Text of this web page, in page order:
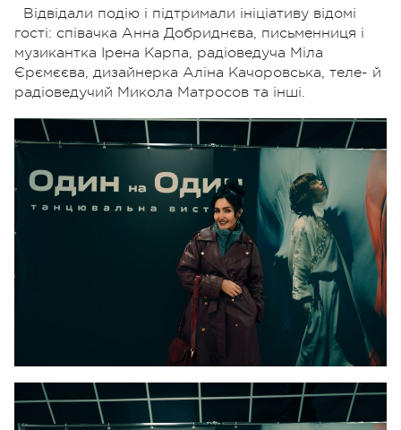
Відвідали подію і підтримали ініціативу відомі
гості: співачка Анна Добриднєва, письменниця і
музикантка Ірена Карпа, радіоведуча Міла
Єрємєєва, дизайнерка Аліна Качоровська, теле- й
радіоведучий Микола Матросов та інші.